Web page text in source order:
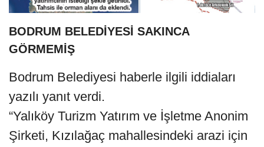
BODRUM BELEDİYESİ SAKINCA
GÖRMEMİŞ
Bodrum Belediyesi haberle ilgili iddiaları
yazılı yanıt verdi.
“Yalıköy Turizm Yatırım ve İşletme Anonim
Şirketi, Kızılağaç mahallesindeki arazi için